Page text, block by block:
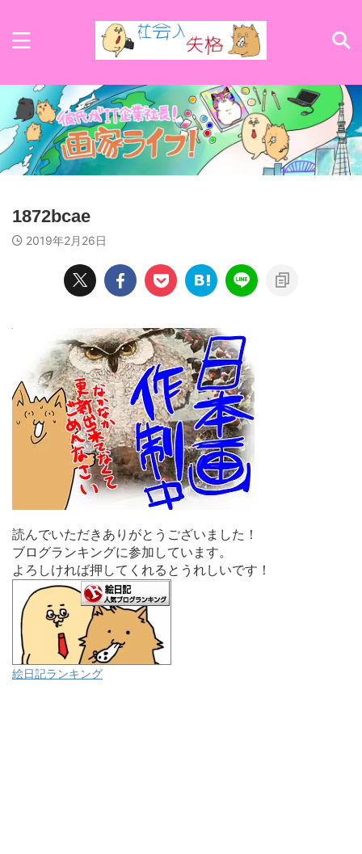
1872bcae
2019年2月26日
読んでいただきありがとうございました！
ブログランキングに参加しています。
よろしければ押してくれるとうれしいです！
絵日記ランキング